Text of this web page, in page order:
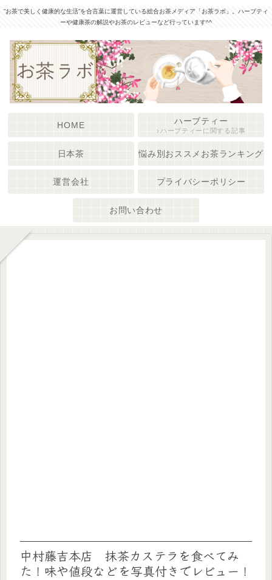
”お茶で美しく健康的な生活”を合言葉に運営している総合お茶メディア「お茶ラボ」。ハーブティ
ーや健康茶の解説やお茶のレビューなど行っています^^
HOME ハーブティー
ハーブティーに関する記事
日本茶 悩み別おススメお茶ランキング
運営会社 プライバシーポリシー
お問い合わせ
中村藤吉本店 抹茶カステラを食べてみ
た！味や値段などを写真付きでレビュー！